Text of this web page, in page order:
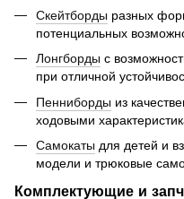
Скейтборды разных
потенциальных
Лонгборды с
при отличной
Пенниборды из
ходовыми
Самокаты для детей и
модели и трюковые
Комплектующие и